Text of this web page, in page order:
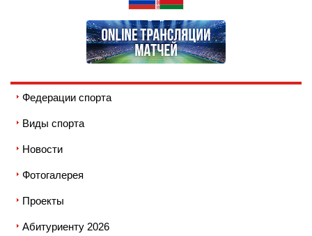
Федерации спорта
Виды спорта
Новости
Фотогалерея
Проекты
Абитуриенту 2026